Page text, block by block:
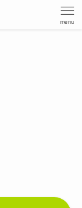
menu